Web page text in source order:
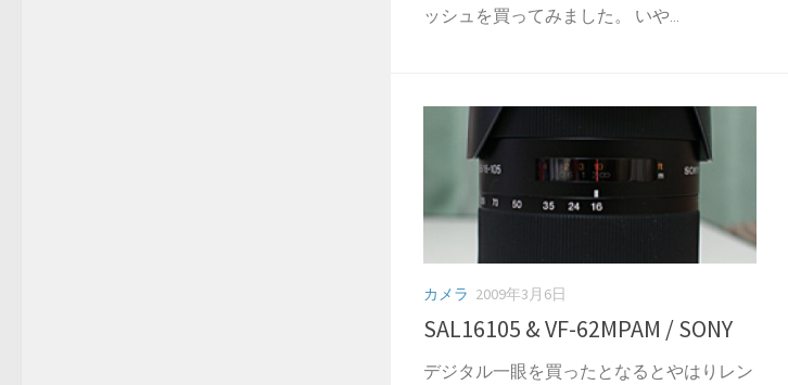
ッシュを買ってみました。 いや...
カメラ 2009年3月6日
SAL16105 & VF-62MPAM / SONY
デジタル一眼を買ったとなるとやはりレン